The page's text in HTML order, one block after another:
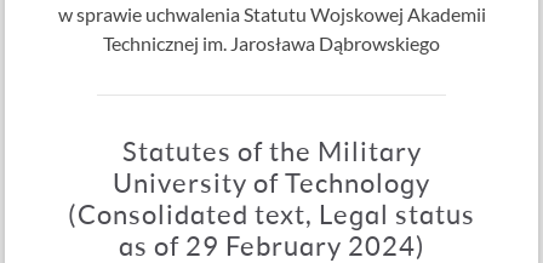
w sprawie uchwalenia Statutu Wojskowej Akademii
Technicznej im. Jarosława Dąbrowskiego
Statutes of the Military
University of Technology
(Consolidated text, Legal status
as of 29 February 2024)